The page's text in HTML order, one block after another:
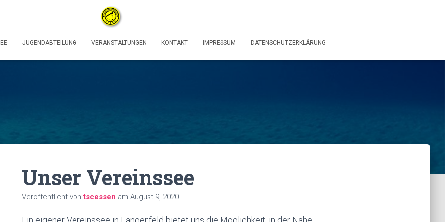
JUGENDABTEILUNG VERANSTALTUNGEN KONTAKT IMPRESSUM DATENSCHUTZERKLÄRUNG
Unser Vereinssee
Veröffentlicht vontscessen am August 9, 2020
Ein eigener Vereinssee in Langenfeld bietet uns die Möglichkeit, in der Nähe